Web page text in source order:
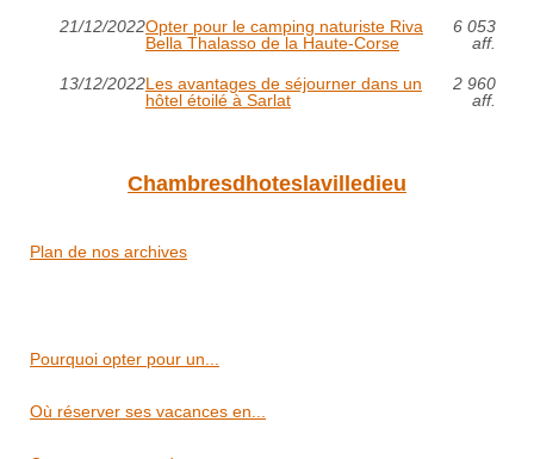
21/12/2022Opter pour le camping naturiste Riva
Bella Thalasso de la Haute-Corse
6 053
aff.
13/12/2022Les avantages de séjourner dans un
hôtel étoilé à Sarlat
2 960
aff.
Chambresdhoteslavilledieu
Plan de nos archives
Pourquoi opter pour un...
Où réserver ses vacances en...